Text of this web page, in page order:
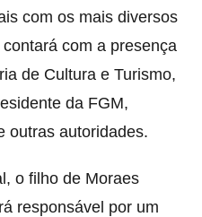
com os mais diversos
com a presença
de Cultura e Turismo,
da FGM,
outras autoridades.
o filho de Moraes
responsável por um